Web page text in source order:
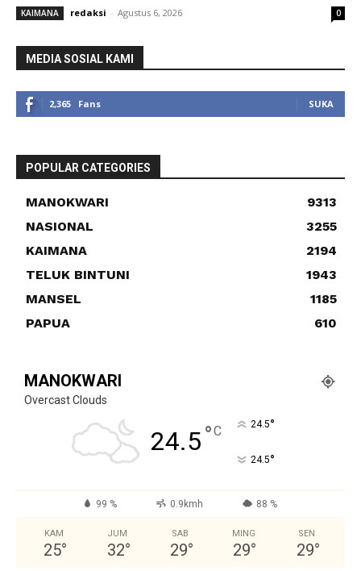
KAIMANA redaksi - Agustus 6, 2026 0
MEDIA SOSIAL KAMI
2,365 Fans SUKA
POPULAR CATEGORIES
MANOKWARI
9313
NASIONAL
3255
KAIMANA
2194
TELUK BINTUNI
1943
MANSEL
1185
PAPUA
610
MANOKWARI
Overcast Clouds
24.5°C 24.5°
24.5°
99 % 0.9kmh 88 %
KAM
25°
JUM
32°
SAB
29°
MING
29°
SEN
29°